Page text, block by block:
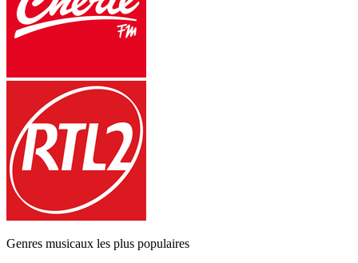
Genres musicaux les plus populaires